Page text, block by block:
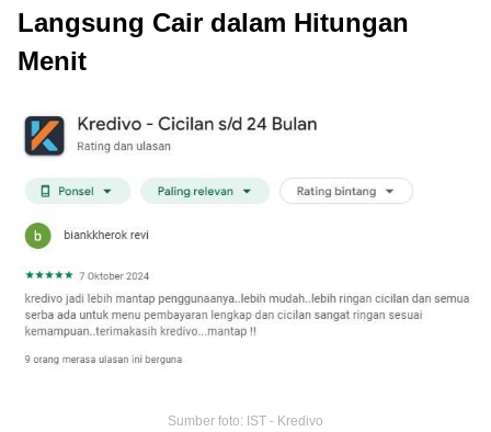
Langsung Cair dalam Hitungan
Menit
Sumber foto: IST - Kredivo